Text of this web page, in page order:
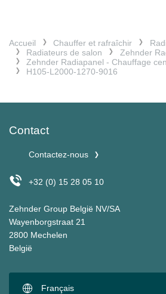
Accueil Chauffer et rafraîchir
Radiateurs de salon
Zehnder
Zehnder Radiapanel - Chauffage
H105-L2000-1270-9016
Contact
Contactez-nous
+32 (0) 15 28 05 10
Zehnder Group België NV/SA
Wayenborgstraat 21
2800 Mechelen
België
Français